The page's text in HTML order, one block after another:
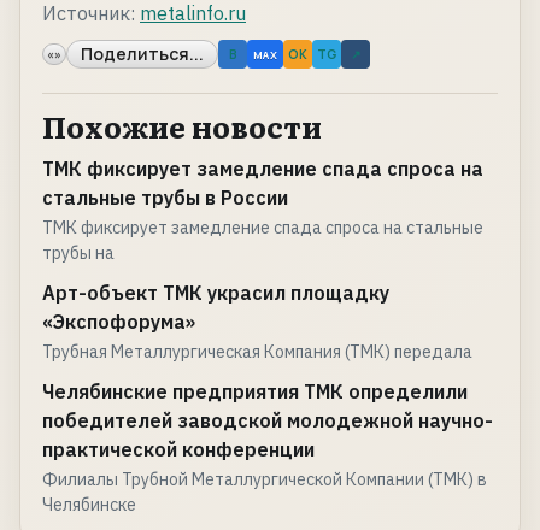
Источник: metalinfo.ru
«» Поделиться... B MAX OK TG ↗
Похожие новости
ТМК фиксирует замедление спада спроса на
стальные трубы в России
ТМК фиксирует замедление спада спроса на стальные
трубы на
Арт-объект ТМК украсил площадку
«Экспофорума»
Трубная Металлургическая Компания (ТМК) передала
Челябинские предприятия ТМК определили
победителей заводской молодежной научно-
практической конференции
Филиалы Трубной Металлургической Компании (ТМК) в
Челябинске